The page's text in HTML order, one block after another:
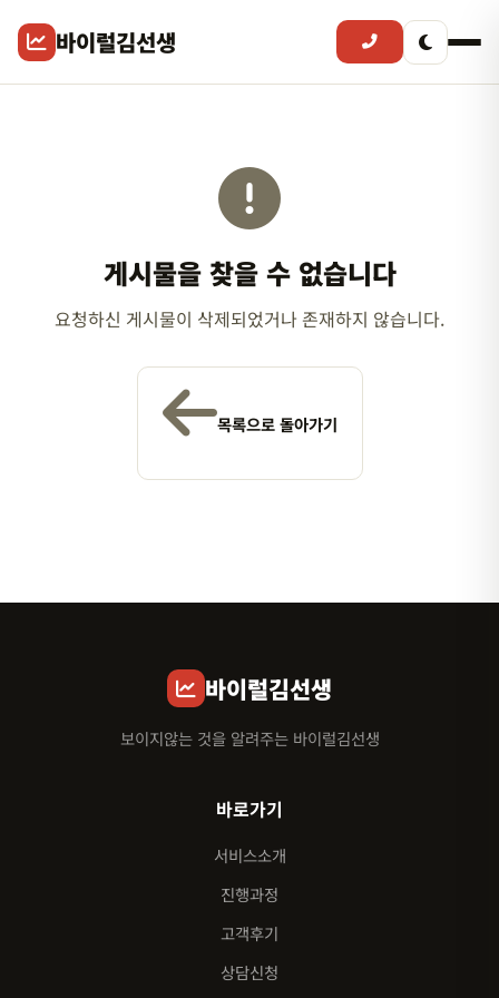
바이럴김선생
게시물을 찾을 수 없습니다
요청하신 게시물이 삭제되었거나 존재하지 않습니다.
목록으로 돌아가기
바이럴김선생
보이지않는 것을 알려주는 바이럴김선생
바로가기
서비스소개
진행과정
고객후기
상담신청